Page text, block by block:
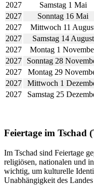
2027
Samstag 1 Mai
2027
Sonntag 16 Mai
2027
Mittwoch 11
2027
Samstag 14 August
2027
Montag 1
2027
Sonntag 28
2027
Montag 29
2027
Mittwoch 1
2027
Samstag 25
Feiertage im Tschad
Im Tschad sind Feiertage
religiösen, nationalen und
wichtig, um kulturelle
Unabhängigkeit des